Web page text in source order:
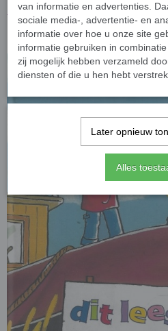
van informatie en advertenties.
sociale media-, advertentie- en
informatie over hoe u onze site
informatie gebruiken in
zij mogelijk hebben verzameld
diensten of die u hen hebt
Later opnieuw
Alles